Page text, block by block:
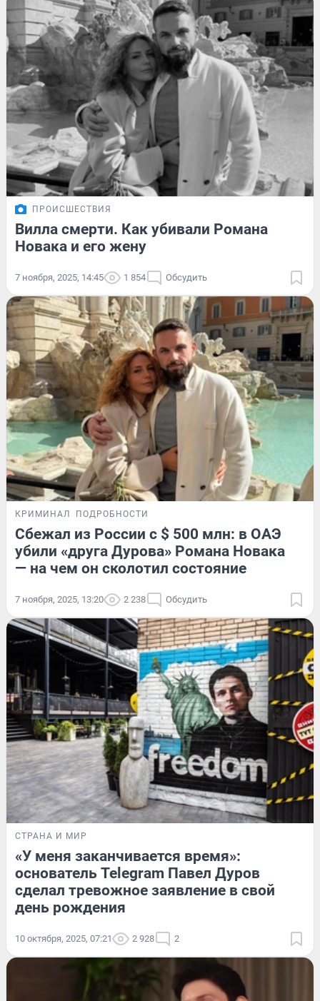
ПРОИСШЕСТВИЯ
Вилла смерти. Как убивали Романа
Новака и его жену
7 ноября, 2025, 14:45 1 854 Обсудить
КРИМИНАЛ ПОДРОБНОСТИ
Сбежал из России с $ 500 млн: в ОАЭ
убили «друга Дурова» Романа Новака
— на чем он сколотил состояние
7 ноября, 2025, 13:20 2 238 Обсудить
СТРАНА И МИР
«У меня заканчивается время»:
основатель Telegram Павел Дуров
сделал тревожное заявление в свой
день рождения
10 октября, 2025, 07:21 2 928 2